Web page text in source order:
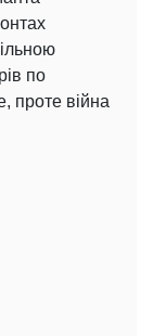
по
проте війна